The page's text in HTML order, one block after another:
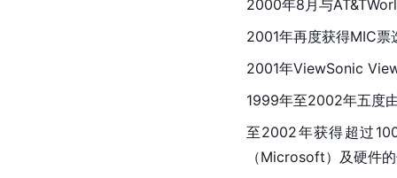
2000年8月与
2001年再度获得MIC票
2001年ViewSonic
1999年至2002年五度
至2002年获得超过
（Microsoft）及硬件